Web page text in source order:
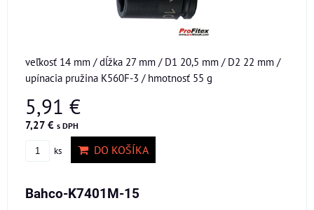
veľkosť 14 mm / dĺžka 27 mm / D1 20,5 mm / D2 22 mm /
upínacia pružina K560F-3 / hmotnosť 55 g
5,91 €
7,27 € s DPH
ks DO KOŠÍKA
Bahco-K7401M-15